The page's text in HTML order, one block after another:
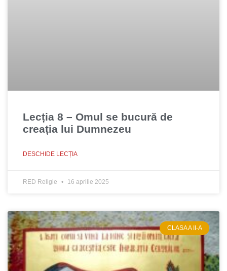
Lecția 8 – Omul se bucură de
creația lui Dumnezeu
DESCHIDE LECȚIA
RED Religie 16 aprilie 2025
CLASA A II-A